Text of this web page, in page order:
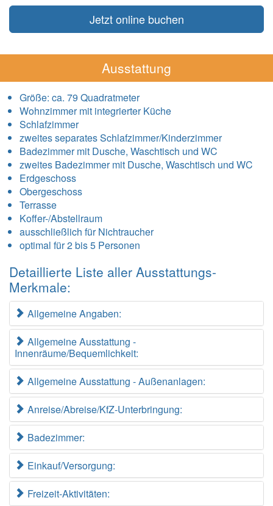
Jetzt online buchen
Ausstattung
Größe: ca. 79 Quadratmeter
Wohnzimmer mit integrierter Küche
Schlafzimmer
zweites separates Schlafzimmer/Kinderzimmer
Badezimmer mit Dusche, Waschtisch und WC
zweites Badezimmer mit Dusche, Waschtisch und WC
Erdgeschoss
Obergeschoss
Terrasse
Koffer-/Abstellraum
ausschließlich für Nichtraucher
optimal für 2 bis 5 Personen
Detaillierte Liste aller Ausstattungs-
Merkmale:
Allgemeine Angaben:
Allgemeine Ausstattung -
Innenräume/Bequemlichkeit:
Allgemeine Ausstattung - Außenanlagen:
Anreise/Abreise/KfZ-Unterbringung:
Badezimmer:
Einkauf/Versorgung:
Freizeit-Aktivitäten: